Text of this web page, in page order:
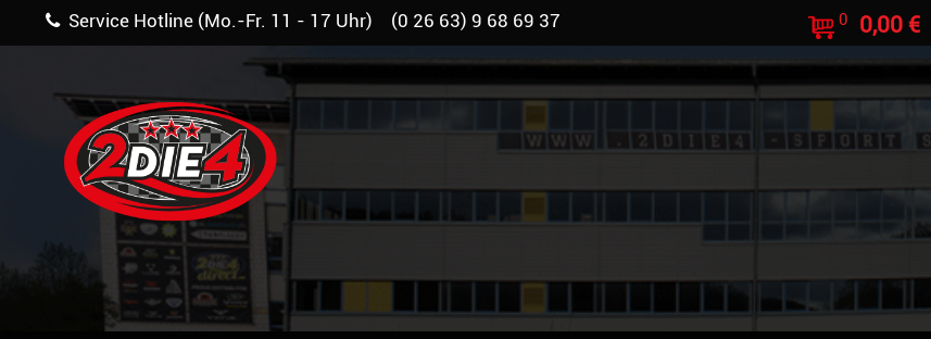
Service Hotline (Mo.-Fr. 11 - 17 Uhr) (0 26 63) 9 68 69 37 0 0,00 €